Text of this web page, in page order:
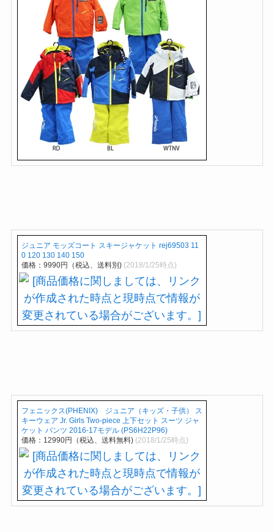
ジュニア モッズコート スキージャケット rej69503 11
0 120 130 140 150
価格：9990円（税込、送料別) (2018/1/25時点)
フェニックス(PHENIX) ジュニア（キッズ・子供） ス
キーウェア Jr. Girls Two-piece 上下セット スーツ ジャ
ケット パンツ 2016-17モデル (PS6H22P96)
価格：12990円（税込、送料無料) (2018/1/25時点)